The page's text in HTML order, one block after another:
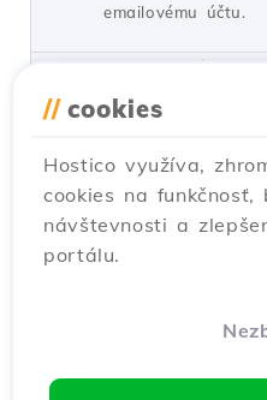
emailovému účtu.
od Cătălin A.
Pridanie
(Subkontakt)
Návody / Komerčný
Pridajte
27
// cookies
Hostico využíva,
cookies na funkčnosť,
návštevnosti a
portálu.